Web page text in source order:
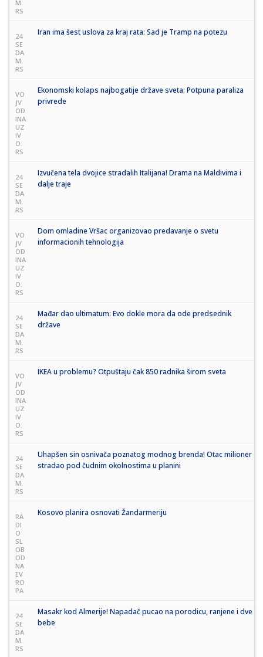
M.
RS
24
SE
DA
M.
RS
Iran ima šest uslova za kraj rata: Sad je Tramp na potezu
VO
JV
OD
INA
UZ
IV
O.
RS
Ekonomski kolaps najbogatije države sveta: Potpuna paraliza
privrede
24
SE
DA
M.
RS
Izvučena tela dvojice stradalih Italijana! Drama na Maldivima i
dalje traje
VO
JV
OD
INA
UZ
IV
O.
RS
Dom omladine Vršac organizovao predavanje o svetu
informacionih tehnologija
24
SE
DA
M.
RS
Mađar dao ultimatum: Evo dokle mora da ode predsednik
države
VO
JV
OD
INA
UZ
IV
O.
RS
IKEA u problemu? Otpuštaju čak 850 radnika širom sveta
24
SE
DA
M.
RS
Uhapšen sin osnivača poznatog modnog brenda! Otac milioner
stradao pod čudnim okolnostima u planini
RA
DI
O
SL
OB
OD
NA
EV
RO
PA
Kosovo planira osnovati Žandarmeriju
24
SE
DA
M.
RS
Masakr kod Almerije! Napadač pucao na porodicu, ranjene i dve
bebe